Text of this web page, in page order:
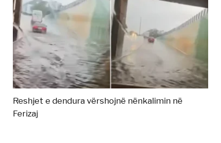
Reshjet e dendura vërshojnë nënkalimin në
Ferizaj